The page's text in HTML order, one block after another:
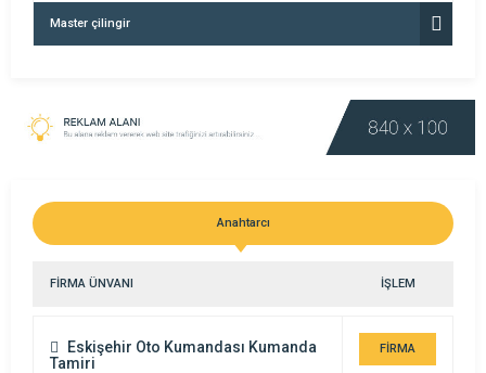
Master çilingir
Anahtarcı
FİRMA ÜNVANI İŞLEM
Eskişehir Oto Kumandası Kumanda
Tamiri
FİRMA